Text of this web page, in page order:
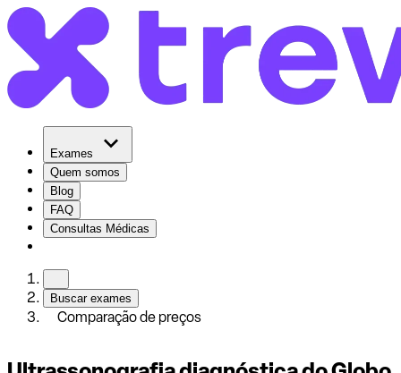
Exames
Quem somos
Blog
FAQ
Consultas Médicas
Buscar exames
Comparação de preços